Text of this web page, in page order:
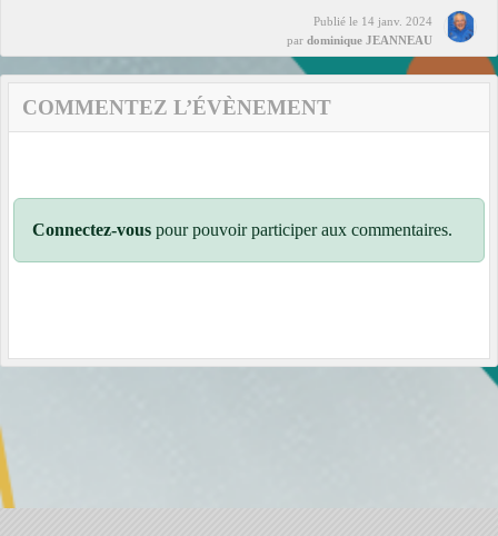
Publié le 14 janv. 2024
par dominique JEANNEAU
COMMENTEZ L’ÉVÈNEMENT
Connectez-vous pour pouvoir participer aux commentaires.